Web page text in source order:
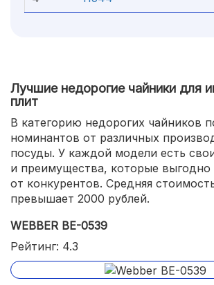
Лучшие недорогие чайники для
плит
В категорию недорогих чайников
номинантов от различных
посуды. У каждой модели есть
и преимущества, которые выгодно
от конкурентов. Средняя
превышает 2000 рублей.
WEBBER BE-0539
Рейтинг: 4.3